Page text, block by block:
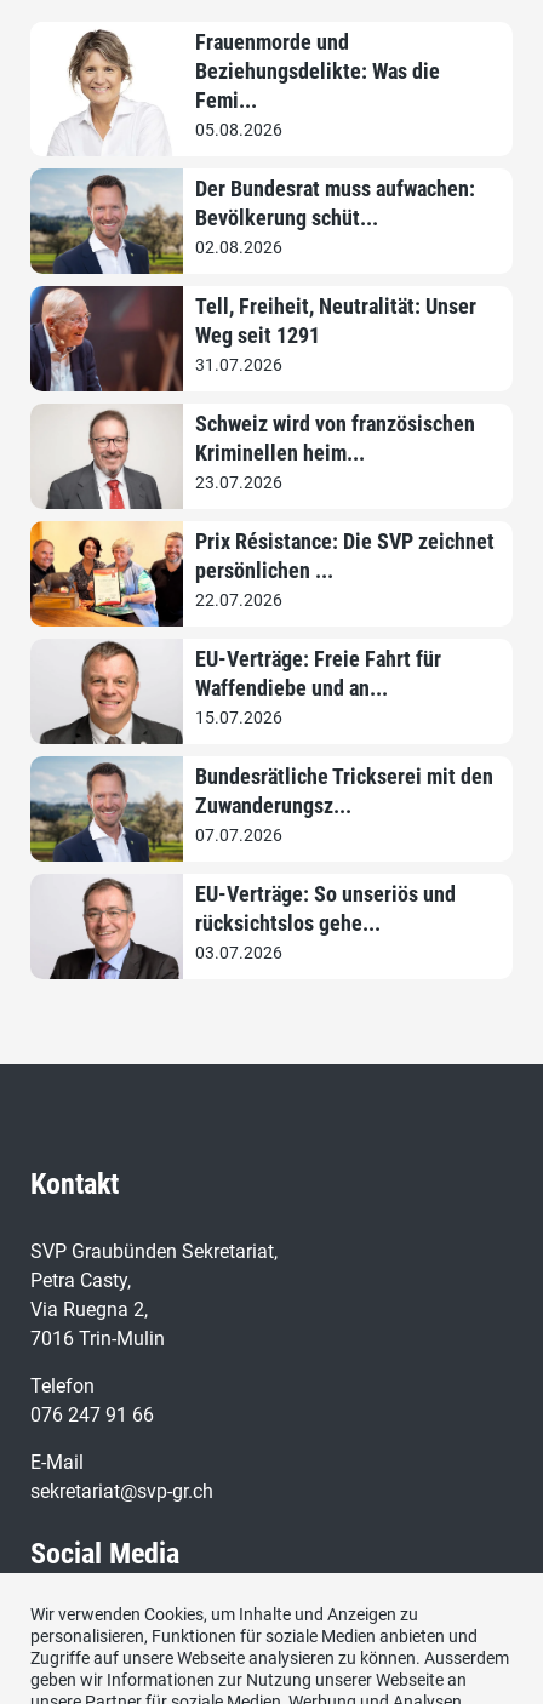
Frauenmorde und
Beziehungsdelikte: Was die
Femi...
05.08.2026
Der Bundesrat muss aufwachen:
Bevölkerung schüt...
02.08.2026
Tell, Freiheit, Neutralität: Unser
Weg seit 1291
31.07.2026
Schweiz wird von französischen
Kriminellen heim...
23.07.2026
Prix Résistance: Die SVP zeichnet
persönlichen ...
22.07.2026
EU-Verträge: Freie Fahrt für
Waffendiebe und an...
15.07.2026
Bundesrätliche Trickserei mit den
Zuwanderungsz...
07.07.2026
EU-Verträge: So unseriös und
rücksichtslos gehe...
03.07.2026
Kontakt
SVP Graubünden Sekretariat,
Petra Casty,
Via Ruegna 2,
7016 Trin-Mulin
Telefon
076 247 91 66
E-Mail
sekretariat@svp-gr.ch
Social Media
Besuchen Sie uns bei:
Wir verwenden Cookies, um Inhalte und Anzeigen zu
personalisieren, Funktionen für soziale Medien anbieten und
Zugriffe auf unsere Webseite analysieren zu können. Ausserdem
geben wir Informationen zur Nutzung unserer Webseite an